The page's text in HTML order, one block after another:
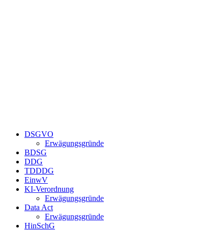
DSGVO
Erwägungsgründe
BDSG
DDG
TDDDG
EinwV
KI-Verordnung
Erwägungsgründe
Data Act
Erwägungsgründe
HinSchG